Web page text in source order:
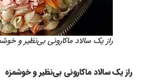
راز یک سالاد ماکارونی بی‌نظیر و خوشمزه
راز یک سالاد ماکارونی بی‌نظیر و خوشمزه